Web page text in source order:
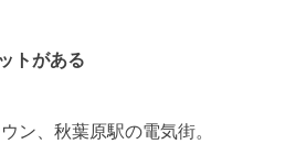
トがある
ン、秋葉原駅の電気街。